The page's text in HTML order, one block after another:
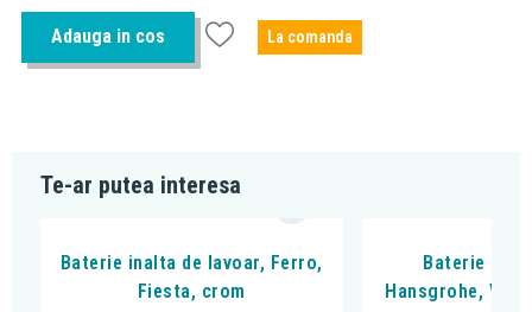
Adauga in cos La comanda
Te-ar putea interesa
Baterie inalta de lavoar, Ferro,
Fiesta, crom
Baterie
Hansgrohe,